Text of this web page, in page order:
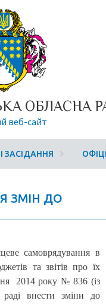
ОБЛАСНА
веб-сайт
ЗАСІДАННЯ
ЗМІН ДО
самоврядування в
та звітів про їх
2014 року № 836 (із
раді внести зміни до